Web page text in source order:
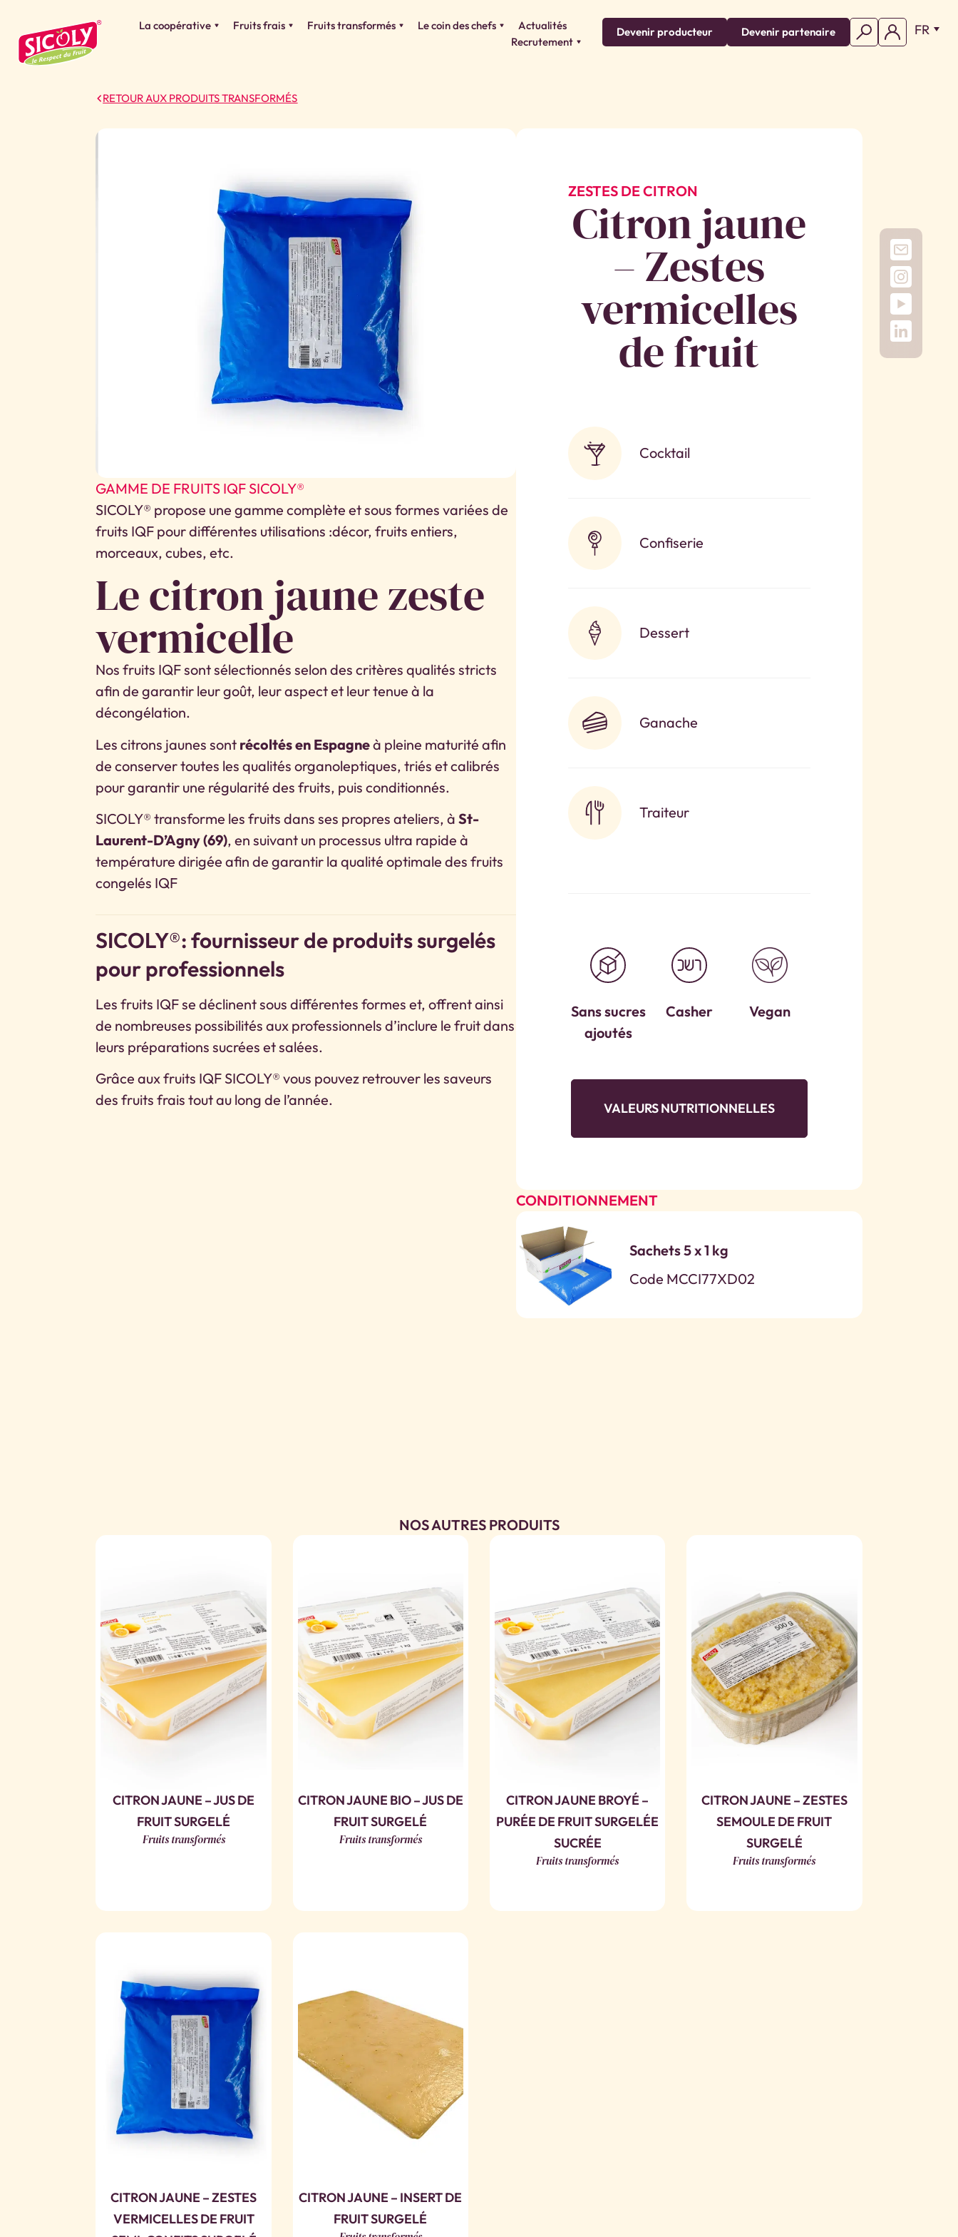
La coopérative Fruits frais Fruits transformés Le coin des chefs
Actualités
Recrutement
Devenir producteur Devenir partenaire FR
RETOUR AUX PRODUITS TRANSFORMÉS
GAMME DE FRUITS IQF SICOLY®
SICOLY® propose une gamme complète et sous formes variées de
fruits IQF pour différentes utilisations :décor, fruits entiers,
morceaux, cubes, etc.
Le citron jaune zeste
vermicelle
Nos fruits IQF sont sélectionnés selon des critères qualités stricts
afin de garantir leur goût, leur aspect et leur tenue à la
décongélation.
Les citrons jaunes sont récoltés en Espagneà pleine maturité afin
de conserver toutes les qualités organoleptiques, triés et calibrés
pour garantir une régularité des fruits, puis conditionnés.
SICOLY® transforme les fruits dans ses propres ateliers, àSt-
Laurent-D’Agny (69), en suivant un processus ultra rapide à
température dirigée afin de garantir la qualité optimale des fruits
congelés IQF
SICOLY®: fournisseur de produits surgelés
pour professionnels
Les fruits IQF se déclinent sous différentes formes et, offrent ainsi
de nombreuses possibilités aux professionnels d’inclure le fruit dans
leurs préparations sucrées et salées.
Grâce aux fruits IQF SICOLY® vous pouvez retrouver les saveurs
des fruits frais tout au long de l’année.
ZESTES DE CITRON
Citron jaune
– Zestes
vermicelles
de fruit
Cocktail
Confiserie
Dessert
Ganache
Traiteur
Sans sucres
ajoutés
Casher Vegan
VALEURS NUTRITIONNELLES
CONDITIONNEMENT
Sachets 5 x 1 kg
Code MCCI77XD02
NOS AUTRES PRODUITS
CITRON JAUNE – JUS DE
FRUIT SURGELÉ
Fruits transformés
CITRON JAUNE BIO – JUS DE
FRUIT SURGELÉ
Fruits transformés
CITRON JAUNE BROYÉ –
PURÉE DE FRUIT SURGELÉE
SUCRÉE
Fruits transformés
CITRON JAUNE – ZESTES
SEMOULE DE FRUIT
SURGELÉ
Fruits transformés
CITRON JAUNE – ZESTES
VERMICELLES DE FRUIT
CITRON JAUNE – INSERT DE
FRUIT SURGELÉ